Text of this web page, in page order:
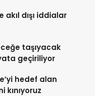
akıl dışı iddialar
taşıyacak
geçiriliyor
hedef alan